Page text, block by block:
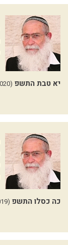
יא טבת התשפ (08.01.2020)
כה כסלו התשפ (23.12.2019)